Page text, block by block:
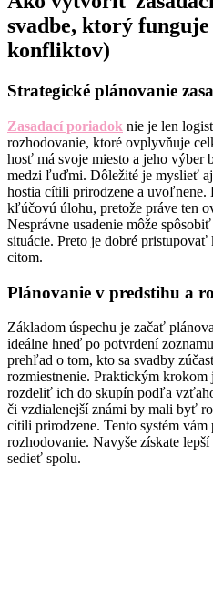
svadbe, ktorý funguje
konfliktov)
Strategické plánovanie
Zasadací poriadok nie je len
rozhodovanie, ktoré ovplyvňuje
hosť má svoje miesto a jeho
medzi ľuďmi. Dôležité je myslieť
hostia cítili prirodzene a
kľúčovú úlohu, pretože práve ten
Nesprávne usadenie môže
situácie. Preto je dobré
citom.
Plánovanie v predstihu a
Základom úspechu je začať
ideálne hneď po potvrdení
prehľad o tom, kto sa svadby
rozmiestnenie. Praktickým
rozdeliť ich do skupín podľa
či vzdialenejší známi by mali byť
cítili prirodzene. Tento systém
rozhodovanie. Navyše získate
sedieť spolu.